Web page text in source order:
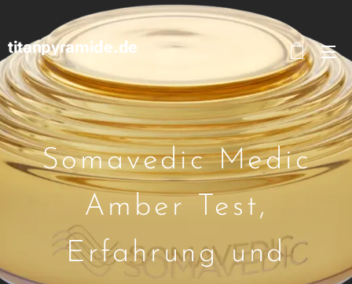
titanpyramide.de
Somavedic Medic
Amber Test,
Erfahrung und